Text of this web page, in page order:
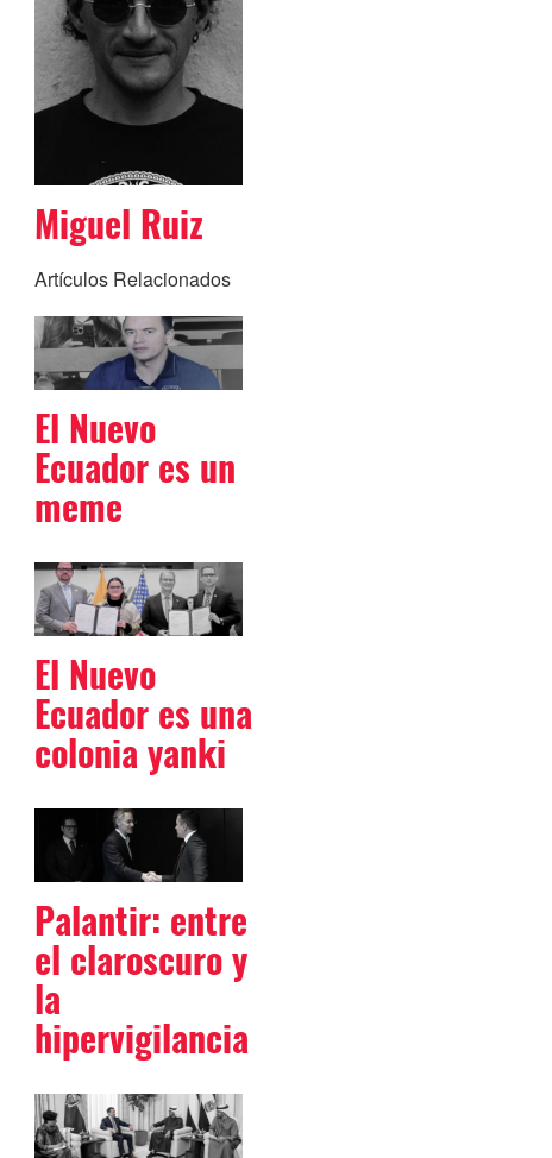
Miguel Ruiz
Artículos Relacionados
El Nuevo
Ecuador es un
meme
El Nuevo
Ecuador es una
colonia yanki
Palantir: entre
el claroscuro y
la
hipervigilancia